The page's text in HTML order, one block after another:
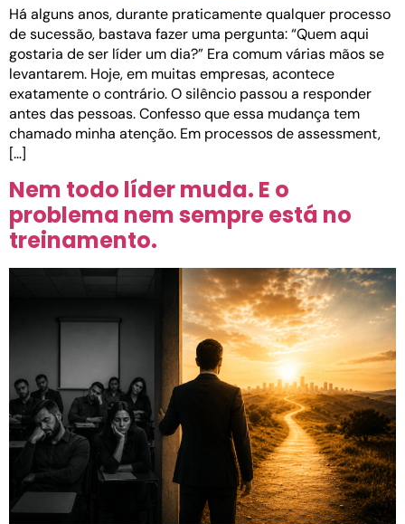
Há alguns anos, durante praticamente qualquer processo
de sucessão, bastava fazer uma pergunta: “Quem aqui
gostaria de ser líder um dia?” Era comum várias mãos se
levantarem. Hoje, em muitas empresas, acontece
exatamente o contrário. O silêncio passou a responder
antes das pessoas. Confesso que essa mudança tem
chamado minha atenção. Em processos de assessment,
[…]
Nem todo líder muda. E o
problema nem sempre está no
treinamento.